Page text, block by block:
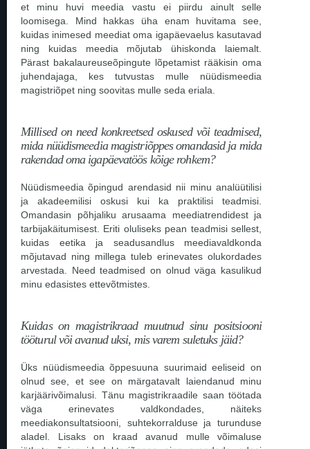
et minu huvi meedia vastu ei piirdu ainult selle
loomisega. Mind hakkas üha enam huvitama see,
kuidas inimesed meediat oma igapäevaelus kasutavad
ning kuidas meedia mõjutab ühiskonda laiemalt.
Pärast bakalaureuseõpingute lõpetamist rääkisin oma
juhendajaga, kes tutvustas mulle nüüdismeedia
magistriõpet ning soovitas mulle seda eriala.
Millised on need konkreetsed oskused või teadmised,
mida nüüdismeedia magistriõppes omandasid ja mida
rakendad oma igapäevatöös kõige rohkem?
Nüüdismeedia õpingud arendasid nii minu analüütilisi
ja akadeemilisi oskusi kui ka praktilisi teadmisi.
Omandasin põhjaliku arusaama meediatrendidest ja
tarbijakäitumisest. Eriti oluliseks pean teadmisi sellest,
kuidas eetika ja seadusandlus meediavaldkonda
mõjutavad ning millega tuleb erinevates olukordades
arvestada. Need teadmised on olnud väga kasulikud
minu edasistes ettevõtmistes.
Kuidas on magistrikraad muutnud sinu positsiooni
tööturul või avanud uksi, mis varem suletuks jäid?
Üks nüüdismeedia õppesuuna suurimaid eeliseid on
olnud see, et see on märgatavalt laiendanud minu
karjäärivõimalusi. Tänu magistrikraadile saan töötada
väga erinevates valdkondades, näiteks
meediakonsultatsiooni, suhtekorralduse ja turunduse
aladel. Lisaks on kraad avanud mulle võimaluse